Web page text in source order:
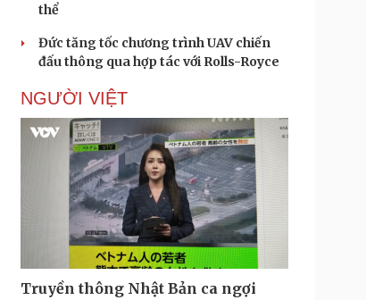
thể
Đức tăng tốc chương trình UAV chiến
đấu thông qua hợp tác với Rolls-Royce
NGƯỜI VIỆT
Truyền thông Nhật Bản ca ngợi